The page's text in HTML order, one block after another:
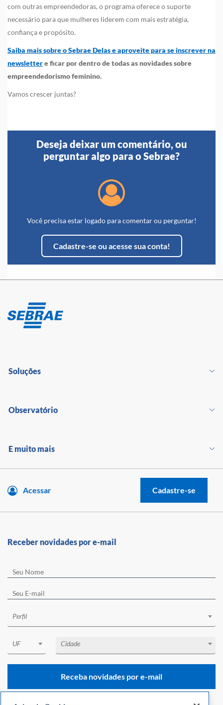
com outras empreendedoras, o programa oferece o suporte
necessário para que mulheres liderem com mais estratégia,
confiança e propósito.
Saiba mais sobre o Sebrae Delas e aproveite para se inscrever na
newslettere ficar por dentro de todas as novidades sobre
empreendedorismo feminino.
Vamos crescer juntas?
Deseja deixar um comentário, ou
perguntar algo para o Sebrae?
Você precisa estar logado para comentar ou perguntar!
Cadastre-se ou acesse sua conta!
Soluções
Observatório
E muito mais
Acessar Cadastre-se
Receber novidades por e-mail
Perfil
UF Cidade
Receba novidades por e-mail